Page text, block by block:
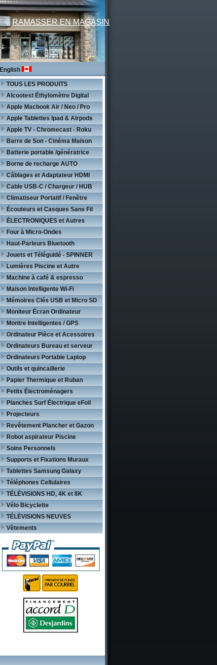
RAMASSER EN MAGASIN
English
TOUS LES PRODUITS
Alcootest Éthylomètre Digital
Apple Macbook Air / Neo / Pro
Apple Tablettes Ipad & Airpods
Apple TV - Chromecast - Roku
Barre de Son - Cinéma Maison
Batterie portable /génératrice
Borne de recharge AUTO
Câblages et Adaptateur HDMI
Cable USB-C / Chargeur / HUB
Climatiseur Portatif / Fenêtre
Écouteurs et Casques Sans Fil
ÉLECTRONIQUES et Autres
Four à Micro-Ondes
Haut-Parleurs Bluetooth
Jouets et Téléguidé - SPINNER
Lumières Piscine et Autre
Machine à café & espresso
Maison Intelligente Wi-Fi
Mémoires Clés USB et Micro SD
Moniteur Écran Ordinateur
Montre Intelligentes / GPS
Ordinateur Pièce et Acessoires
Ordinateurs Bureau et serveur
Ordinateurs Portable Laptop
Outils et quincaillerie
Papier Thermique et Ruban
Petits Électroménagers
Planches Surf Électrique eFoil
Projecteurs
Revêtement Plancher et Gazon
Robot aspirateur Piscine
Soins Personnels
Supports et Fixations Muraux
Tablettes Samsung Galaxy
Téléphones Cellulaires
TÉLÉVISIONS HD, 4K et 8K
Vélo Bicyclette
TÉLÉVISIONS NEUVES
Vêtements